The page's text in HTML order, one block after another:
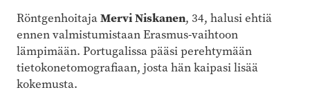
RöntgenhoitajaMervi Niskanen, 34, halusi ehtiä
ennen valmistumistaan Erasmus-vaihtoon
lämpimään. Portugalissa pääsi perehtymään
tietokonetomografiaan, josta hän kaipasi lisää
kokemusta.